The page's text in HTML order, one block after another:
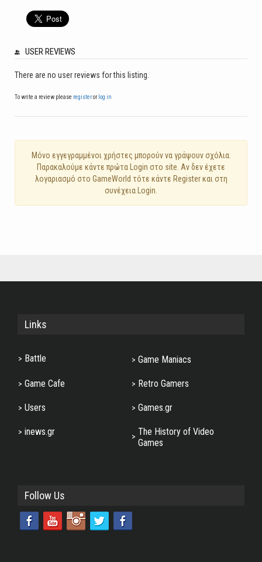
USER REVIEWS
There are no user reviews for this listing.
To write a review please registeror log in
Mόνο εγγεγραμμένοι χρήστες μπορούν να γράψουν σχόλια.
Παρακαλούμε κάντε πρώτα Login στο site. Αν δεν έχετε
λογαριασμό στο GameWorld τότε κάντε Register και στη
συνέχεια Login.
Links
Battle Game Maniacs
Game Cafe Retro Gamers
Users Games.gr
inews.gr
The History of Video
Games
Follow Us